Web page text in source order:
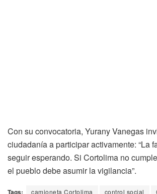
Con su convocatoria, Yurany Vanegas
ciudadanía a participar activamente: “La
seguir esperando. Si Cortolima no
el pueblo debe asumir la vigilancia”.
Tags: camioneta Cortolima control social